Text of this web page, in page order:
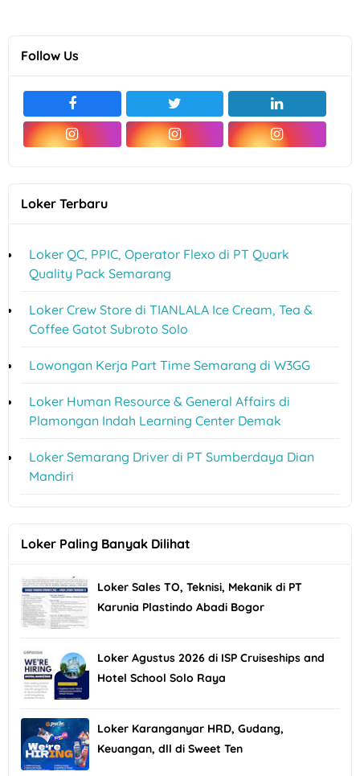
Follow Us
Loker Terbaru
Loker QC, PPIC, Operator Flexo di PT Quark
Quality Pack Semarang
Loker Crew Store di TIANLALA Ice Cream, Tea &
Coffee Gatot Subroto Solo
Lowongan Kerja Part Time Semarang di W3GG
Loker Human Resource & General Affairs di
Plamongan Indah Learning Center Demak
Loker Semarang Driver di PT Sumberdaya Dian
Mandiri
Loker Paling Banyak Dilihat
Loker Sales TO, Teknisi, Mekanik di PT
Karunia Plastindo Abadi Bogor
Loker Agustus 2026 di ISP Cruiseships and
Hotel School Solo Raya
Loker Karanganyar HRD, Gudang,
Keuangan, dll di Sweet Ten